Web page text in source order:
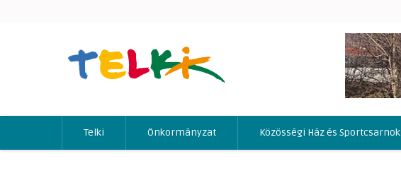
Telki Önkormányzat Közösségi Ház és Sportcsarnok